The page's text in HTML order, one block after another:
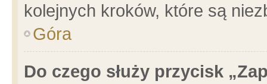
kolejnych kroków, które są
Góra
Do czego służy przycisk